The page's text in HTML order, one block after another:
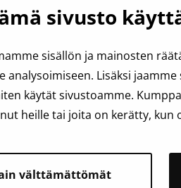
sivusto
sisällön ja mainosten
analysoimiseen. Lisäksi
käytät sivustoamme.
heille tai joita on kerätty, kun
välttämättömät
ei kuitenkaan